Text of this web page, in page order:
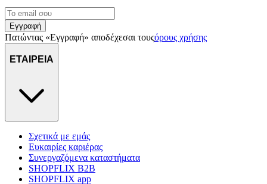
Εγγραφή
Πατώντας «Εγγραφή» αποδέχεσαι τουςόρους χρήσης
ΕΤΑΙΡΕΙΑ
Σχετικά με εμάς
Ευκαιρίες καριέρας
Συνεργαζόμενα καταστήματα
SHOPFLIX B2B
SHOPFLIX app